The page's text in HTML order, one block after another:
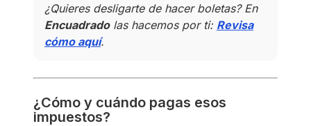
¿Quieres desligarte de hacer boletas? En
Encuadradolas hacemos por ti: Revisa
cómo aquí.
¿Cómo y cuándo pagas esos
impuestos?